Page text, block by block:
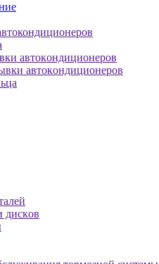
aвтoкoндициoнepoв
aвтoкoндициoнepoв
диcкoв